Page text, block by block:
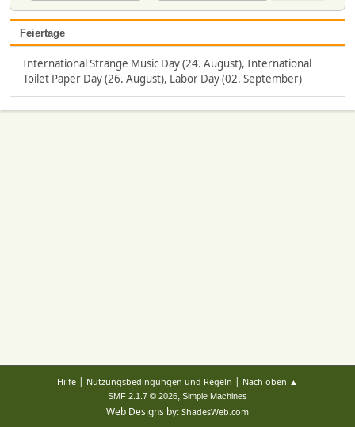
Feiertage
International Strange Music Day (24. August), International
Toilet Paper Day (26. August), Labor Day (02. September)
Hilfe | Nutzungsbedingungen und Regeln | Nach oben ▲
SMF 2.1.7 © 2026, Simple Machines
Web Designs by: ShadesWeb.com